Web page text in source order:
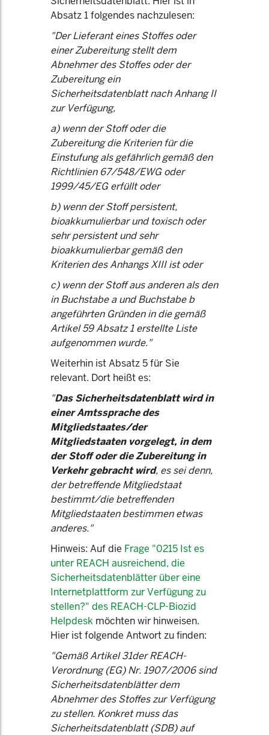
Absatz 1 folgendes nachzulesen:
"Der Lieferant eines Stoffes oder
einer Zubereitung stellt dem
Abnehmer des Stoffes oder der
Zubereitung ein
Sicherheitsdatenblatt nach Anhang II
zur Verfügung,
a) wenn der Stoff oder die
Zubereitung die Kriterien für die
Einstufung als gefährlich gemäß den
Richtlinien 67/548/EWG oder
1999/45/EG erfüllt oder
b) wenn der Stoff persistent,
bioakkumulierbar und toxisch oder
sehr persistent und sehr
bioakkumulierbar gemäß den
Kriterien des Anhangs XIII ist oder
c) wenn der Stoff aus anderen als den
in Buchstabe a und Buchstabe b
angeführten Gründen in die gemäß
Artikel 59 Absatz 1 erstellte Liste
aufgenommen wurde."
Weiterhin ist Absatz 5 für Sie
relevant. Dort heißt es:
"Das Sicherheitsdatenblatt wird in
einer Amtssprache des
Mitgliedstaates/der
Mitgliedstaaten vorgelegt, in dem
der Stoff oder die Zubereitung in
Verkehr gebracht wird, es sei denn,
der betreffende Mitgliedstaat
bestimmt/die betreffenden
Mitgliedstaaten bestimmen etwas
anderes."
Hinweis: Auf die Frage "0215 Ist es
unter REACH ausreichend, die
Sicherheitsdatenblätter über eine
Internetplattform zur Verfügung zu
stellen?" des REACH-CLP-Biozid
Helpdesk möchten wir hinweisen.
Hier ist folgende Antwort zu finden:
"Gemäß Artikel 31der REACH-
Verordnung (EG) Nr. 1907/2006 sind
Sicherheitsdatenblätter dem
Abnehmer des Stoffes zur Verfügung
zu stellen. Konkret muss das
Sicherheitsdatenblatt (SDB) auf